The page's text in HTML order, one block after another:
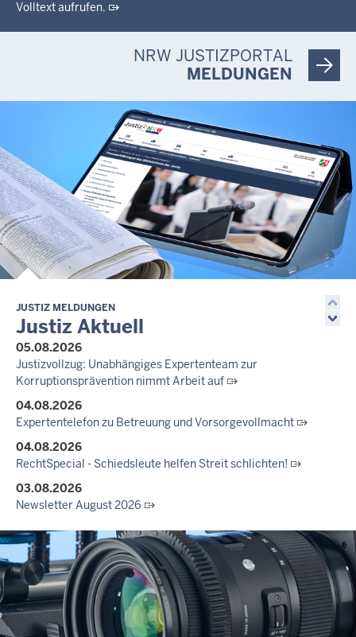
Volltext aufrufen.
NRW JUSTIZPORTAL
MELDUNGEN
JUSTIZ MELDUNGEN
Justiz Aktuell
05.08.2026
Justizvollzug: Unabhängiges Expertenteam zur
Korruptionsprävention nimmt Arbeit auf
04.08.2026
Expertentelefon zu Betreuung und Vorsorgevollmacht
04.08.2026
RechtSpecial - Schiedsleute helfen Streit schlichten!
03.08.2026
Newsletter August 2026
27.07.2026
Dein Mut findet Rückhalt: Die Justiz NRW unterstützt
Informationskampagne gegen häusliche Gewalt
10.07.2026
Anerkennung für innovative Suizidpräventionsarbeit: JVA Köln
ausgezeichnet